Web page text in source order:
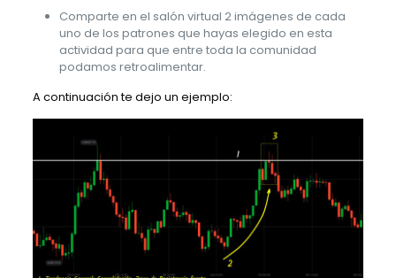
Comparte en el salón virtual 2 imágenes de cada
uno de los patrones que hayas elegido en esta
actividad para que entre toda la comunidad
podamos retroalimentar.
A continuación te dejo un ejemplo: